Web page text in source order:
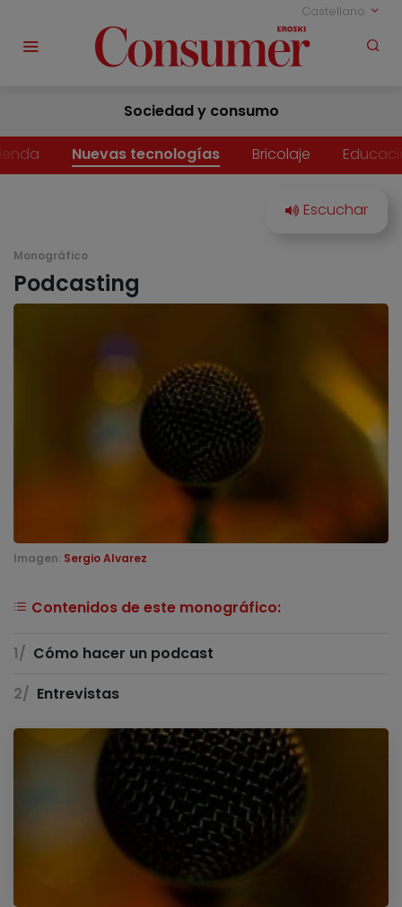
Castellano
Sociedad y consumo
Nuevas tecnologías Bricolaje
Monográfico
Podcasting
Imagen: Sergio Alvarez
Contenidos de este monográfico:
Cómo hacer un podcast
Entrevistas